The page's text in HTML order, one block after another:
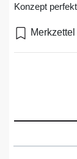
Konzept
Merkzettel